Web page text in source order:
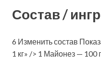
Состав /
6 Изменить состав
1 кг» /> 1 Майонез — 100